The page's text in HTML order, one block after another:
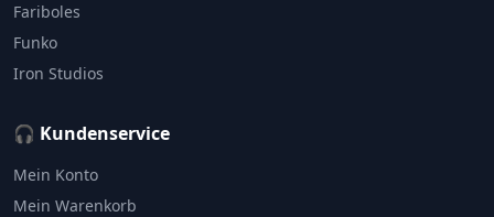
Fariboles
Funko
Iron Studios
🎧 Kundenservice
Mein Konto
Mein Warenkorb